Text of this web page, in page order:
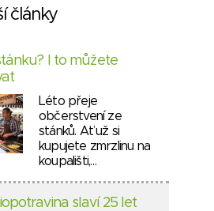
články
I to můžete
Léto přeje
občerstvení ze
stánků. Ať už si
kupujete zmrzlinu na
koupališti,…
slaví 25 let